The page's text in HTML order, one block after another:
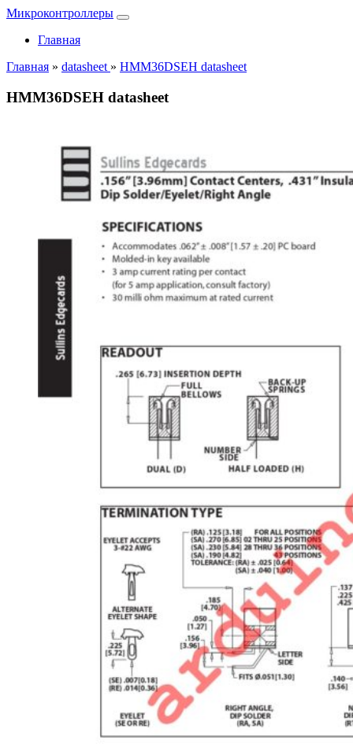
Микроконтроллеры
Главная
Главная » datasheet » HMM36DSEH datasheet
HMM36DSEH datasheet